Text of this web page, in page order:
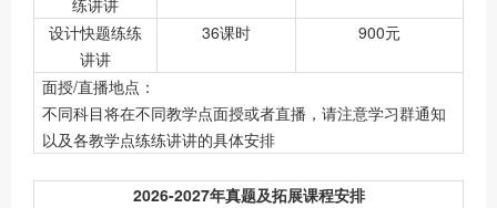
练讲讲
设计快题练练
讲讲
36课时 900元
面授/直播地点：
不同科目将在不同教学点面授或者直播，请注意学习群通知
以及各教学点练练讲讲的具体安排
2026-2027年真题及拓展课程安排